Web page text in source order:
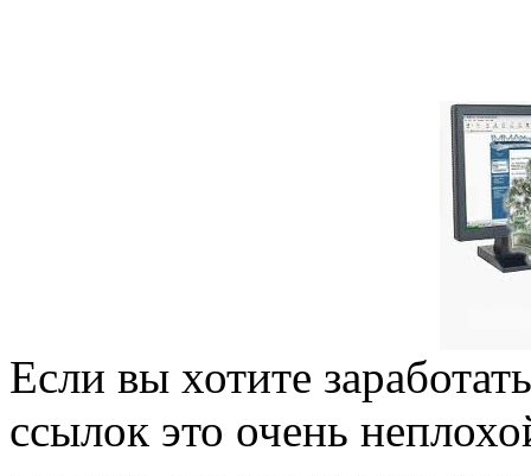
Если вы хотите
ссылок это очень